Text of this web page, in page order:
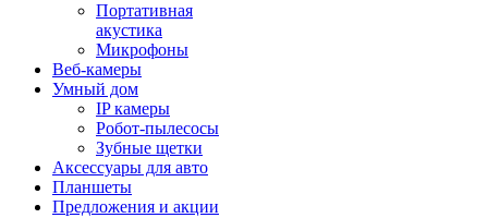
Портативная
акустика
Микрофоны
Веб-камеры
Умный дом
IP камеры
Робот-пылесосы
Зубные щетки
Аксессуары для авто
Планшеты
Предложения и акции